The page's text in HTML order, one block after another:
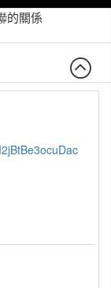
的關係